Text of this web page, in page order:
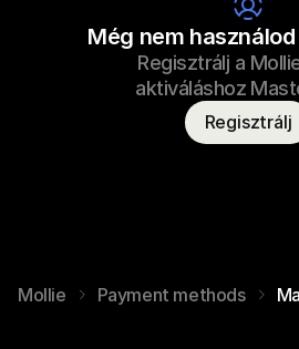
Még nem
Regisztrálj a
aktiváláshoz
Regisztrálj
Mollie Payment methods